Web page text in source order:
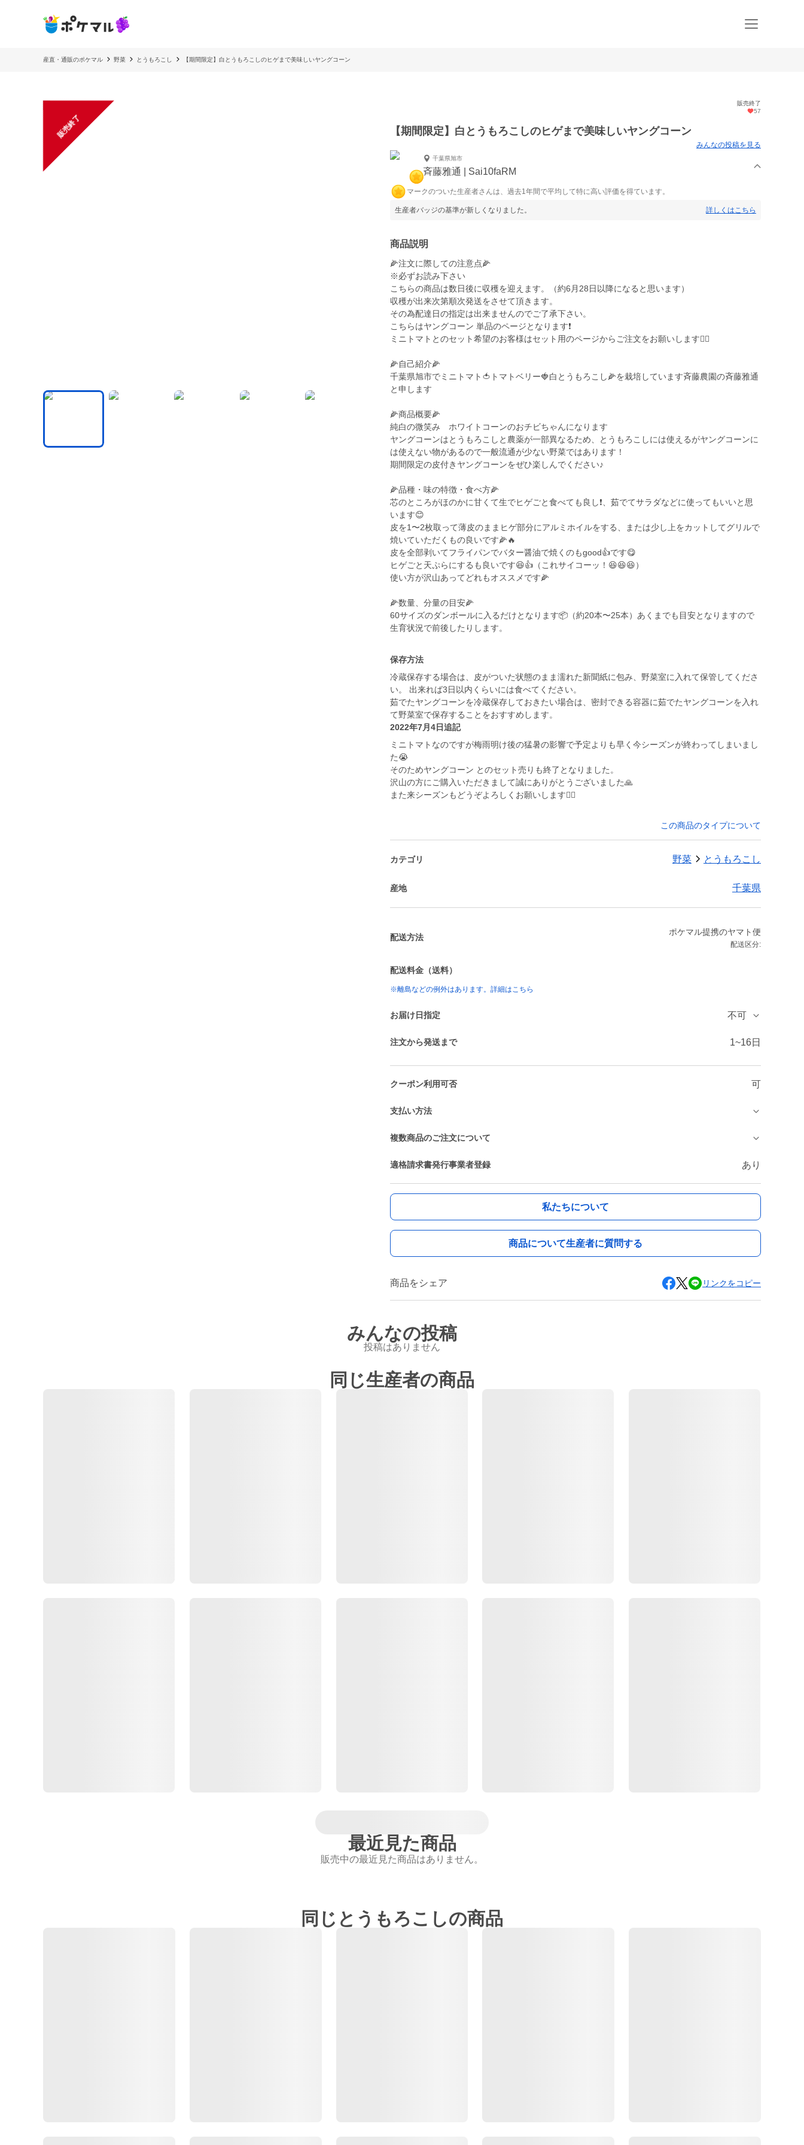
産直・通販のポケマル 野菜 とうもろこし 【期間限定】白とうもろこしのヒゲまで美味しいヤングコーン
販売終了
販売終了
57
【期間限定】白とうもろこしのヒゲまで美味しいヤングコーン
みんなの投稿を見る
千葉県旭市
斉藤雅通 | Sai10faRM
マークのついた生産者さんは、過去1年間で平均して特に高い評価を得ています。
生産者バッジの基準が新しくなりました。 詳しくはこちら
商品説明
🌽注文に際しての注意点🌽
※必ずお読み下さい
こちらの商品は数日後に収穫を迎えます。（約6月28日以降になると思います）
収穫が出来次第順次発送をさせて頂きます。
その為配達日の指定は出来ませんのでご了承下さい。
こちらはヤングコーン 単品のページとなります❗️
ミニトマトとのセット希望のお客様はセット用のページからご注文をお願いします🙇‍♂️
🌽自己紹介🌽
千葉県旭市でミニトマト🍅トマトベリー🍓白とうもろこし🌽を栽培しています斉藤農園の斉藤雅通
と申します
🌽商品概要🌽
純白の微笑み ホワイトコーンのおチビちゃんになります
ヤングコーンはとうもろこしと農薬が一部異なるため、とうもろこしには使えるがヤングコーンに
は使えない物があるので一般流通が少ない野菜ではあります！
期間限定の皮付きヤングコーンをぜひ楽しんでください♪
🌽品種・味の特徴・食べ方🌽
芯のところがほのかに甘くて生でヒゲごと食べても良し❗️、茹でてサラダなどに使ってもいいと思
います😊
皮を1〜2枚取って薄皮のままヒゲ部分にアルミホイルをする、または少し上をカットしてグリルで
焼いていただくもの良いです🌽🔥
皮を全部剥いてフライパンでバター醤油で焼くのもgood👍です😋
ヒゲごと天ぷらにするも良いです😆👍（これサイコーッ！😆😆😆）
使い方が沢山あってどれもオススメです🌽
🌽数量、分量の目安🌽
60サイズのダンボールに入るだけとなります📦（約20本〜25本）あくまでも目安となりますので
生育状況で前後したりします。
保存方法
冷蔵保存する場合は、皮がついた状態のまま濡れた新聞紙に包み、野菜室に入れて保管してくださ
い。 出来れば3日以内くらいには食べてください。
茹でたヤングコーンを冷蔵保存しておきたい場合は、密封できる容器に茹でたヤングコーンを入れ
て野菜室で保存することをおすすめします。
2022年7月4日追記
ミニトマトなのですが梅雨明け後の猛暑の影響で予定よりも早く今シーズンが終わってしまいまし
た😭
そのためヤングコーン とのセット売りも終了となりました。
沢山の方にご購入いただきまして誠にありがとうございました🙏
また来シーズンもどうぞよろしくお願いします🙇‍♂️
この商品のタイプについて
カテゴリ 野菜 とうもろこし
産地 千葉県
配送方法
ポケマル提携のヤマト便
配送区分:
配送料金（送料）
※離島などの例外はあります。詳細はこちら
お届け日指定 不可
注文から発送まで 1~16日
クーポン利用可否 可
支払い方法
複数商品のご注文について
適格請求書発行事業者登録 あり
私たちについて
商品について生産者に質問する
商品をシェア リンクをコピー
みんなの投稿
投稿はありません
同じ生産者の商品
最近見た商品
販売中の最近見た商品はありません。
同じとうもろこしの商品